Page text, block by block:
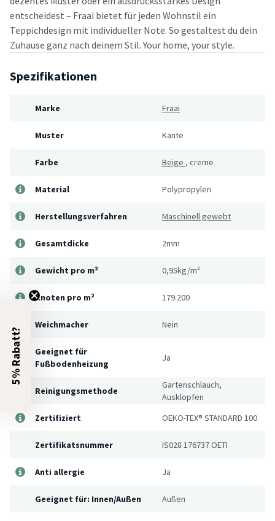
entscheidest – Fraai bietet für jeden Wohnstil ein
Teppichdesign mit individueller Note. So gestaltest du dein
Zuhause ganz nach deinem Stil. Your home, your style.
Spezifikationen
Marke Fraai
Muster Kante
Farbe Beige , creme
Material Polypropylen
Herstellungsverfahren Maschinell gewebt
Gesamtdicke 2mm
Gewicht pro m² 0,95kg/m²
Knoten pro m² 179.200
Weichmacher Nein
Geeignet für
Fußbodenheizung
Ja
Reinigungsmethode
Gartenschlauch,
Ausklopfen
Zertifiziert
OEKO-TEX® STANDARD 100
Zertifikatsnummer IS028 176737 OETI
Anti allergie Ja
Geeignet für: Innen/Außen Außen
5% Rabatt?